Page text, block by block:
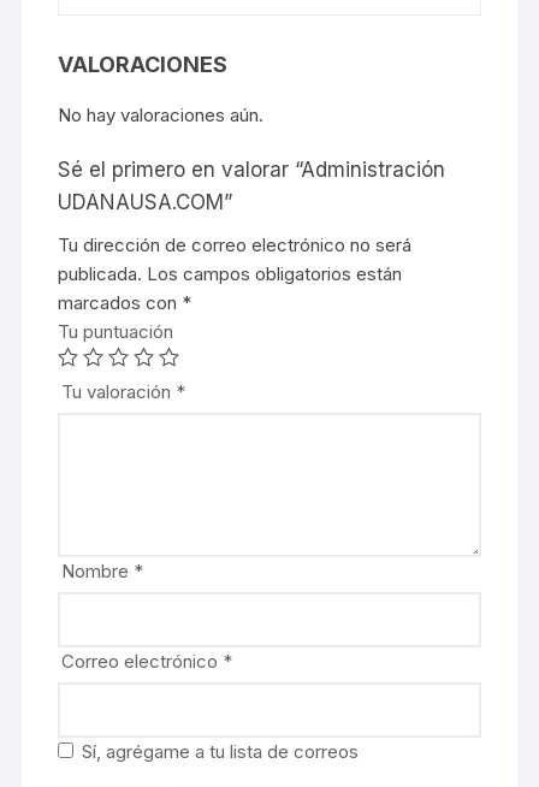
VALORACIONES
No hay valoraciones aún.
Sé el primero en valorar “Administración
UDANAUSA.COM”
Tu dirección de correo electrónico no será
publicada. Los campos obligatorios están
marcados con *
Tu puntuación
Tu valoración *
Nombre *
Correo electrónico *
Sí, agrégame a tu lista de correos